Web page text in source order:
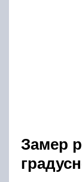
Замер